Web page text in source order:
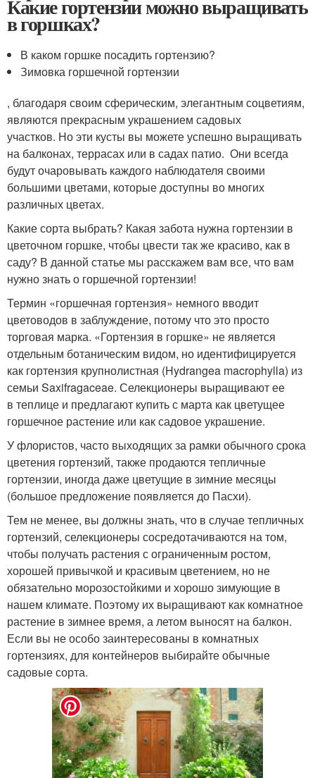
Какие гортензии можно выращивать
в горшках?
В каком горшке посадить гортензию?
Зимовка горшечной гортензии
, благодаря своим сферическим, элегантным соцветиям,
являются прекрасным украшением садовых
участков. Но эти кусты вы можете успешно выращивать
на балконах, террасах или в садах патио. Они всегда
будут очаровывать каждого наблюдателя своими
большими цветами, которые доступны во многих
различных цветах.
Какие сорта выбрать? Какая забота нужна гортензии в
цветочном горшке, чтобы цвести так же красиво, как в
саду? В данной статье мы расскажем вам все, что вам
нужно знать о горшечной гортензии!
Термин «горшечная гортензия» немного вводит
цветоводов в заблуждение, потому что это просто
торговая марка. «Гортензия в горшке» не является
отдельным ботаническим видом, но идентифицируется
как гортензия крупнолистная (Hydrangea macrophylla) из
семьи Saxifragaceae. Селекционеры выращивают ее
в теплице и предлагают купить с марта как цветущее
горшечное растение или как садовое украшение.
У флористов, часто выходящих за рамки обычного срока
цветения гортензий, также продаются тепличные
гортензии, иногда даже цветущие в зимние месяцы
(большое предложение появляется до Пасхи).
Тем не менее, вы должны знать, что в случае тепличных
гортензий, селекционеры сосредотачиваются на том,
чтобы получать растения с ограниченным ростом,
хорошей привычкой и красивым цветением, но не
обязательно морозостойкими и хорошо зимующие в
нашем климате. Поэтому их выращивают как комнатное
растение в зимнее время, а летом выносят на балкон.
Если вы не особо заинтересованы в комнатных
гортензиях, для контейнеров выбирайте обычные
садовые сорта.